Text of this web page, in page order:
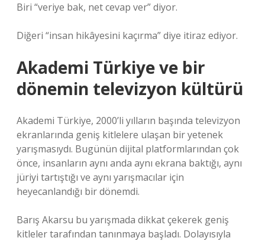
Biri “veriye bak, net cevap ver” diyor.
Diğeri “insan hikâyesini kaçırma” diye itiraz ediyor.
Akademi Türkiyeve bir
dönemin televizyon kültürü
Akademi Türkiye, 2000’li yılların başında televizyon
ekranlarında geniş kitlelere ulaşan bir yetenek
yarışmasıydı. Bugünün dijital platformlarından çok
önce, insanların aynı anda aynı ekrana baktığı, aynı
jüriyi tartıştığı ve aynı yarışmacılar için
heyecanlandığı bir dönemdi.
Barış Akarsu bu yarışmada dikkat çekerek geniş
kitleler tarafından tanınmaya başladı. Dolayısıyla